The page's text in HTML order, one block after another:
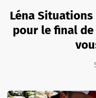
Léna Situations
pour le final de